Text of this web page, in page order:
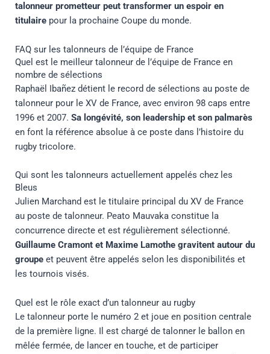
talonneur prometteur peut transformer un espoir en
titulairepour la prochaine Coupe du monde.
FAQ sur les talonneurs de l’équipe de France
Quel est le meilleur talonneur de l’équipe de France en
nombre de sélections
Raphaël Ibañez détient le record de sélections au poste de
talonneur pour le XV de France, avec environ 98 caps entre
1996 et 2007. Sa longévité, son leadership et son palmarès
en font la référence absolue à ce poste dans l’histoire du
rugby tricolore.
Qui sont les talonneurs actuellement appelés chez les
Bleus
Julien Marchand est le titulaire principal du XV de France
au poste de talonneur. Peato Mauvaka constitue la
concurrence directe et est régulièrement sélectionné.
Guillaume Cramont et Maxime Lamothe gravitent autour du
groupeet peuvent être appelés selon les disponibilités et
les tournois visés.
Quel est le rôle exact d’un talonneur au rugby
Le talonneur porte le numéro 2 et joue en position centrale
de la première ligne. Il est chargé de talonner le ballon en
mêlée fermée, de lancer en touche, et de participer